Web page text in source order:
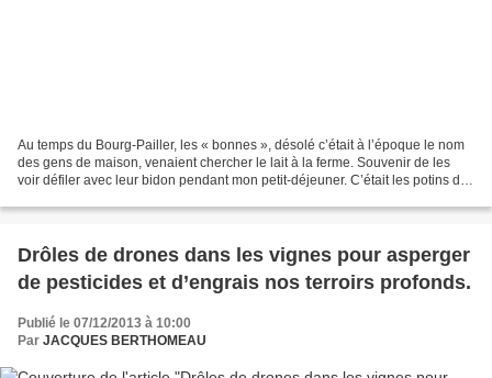
Au temps du Bourg-Pailler, les « bonnes », désolé c’était à l’époque le nom
des gens de maison, venaient chercher le lait à la ferme. Souvenir de les
voir défiler avec leur bidon pendant mon petit-déjeuner. C’était les potins des
Drôles de drones dans les vignes pour asperger
de pesticides et d’engrais nos terroirs profonds.
Publié le 07/12/2013 à 10:00
Par JACQUES BERTHOMEAU